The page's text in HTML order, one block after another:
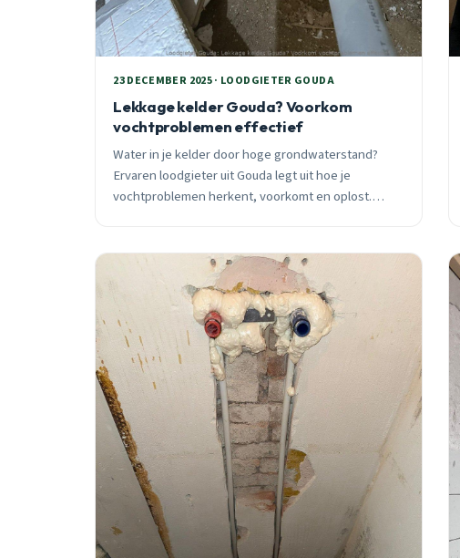
23 DECEMBER 2025 · LOODGIETER GOUDA
Lekkage kelder Gouda? Voorkom
vochtproblemen effectief
Water in je kelder door hoge grondwaterstand?
Ervaren loodgieter uit Gouda legt uit hoe je
vochtproblemen herkent, voorkomt en oplost.